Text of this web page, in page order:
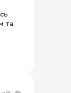
та